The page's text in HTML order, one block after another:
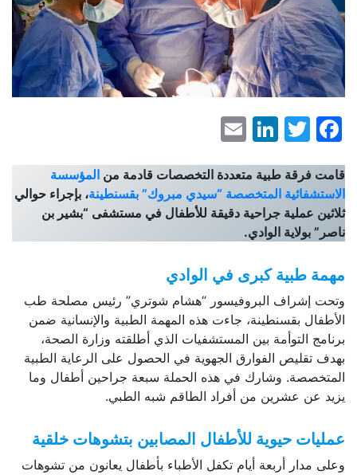
Facebook
Twitter
LinkedIn
قامت فرقة طبية متعددة التخصصات قادمة من المؤسسة
الاستشفائية المتخصصة “سيدي مبروك” بقسنطينة، بإجراء حوالي
ثلاثين عملية جراحية دقيقة للأطفال في مستشفى “بشير بن
ناصر” بولاية الوادي.
مهمة طبية كبرى في الوادي
وتحت إشراف البروفيسور “هشام شوتري” رئيس مصلحة طب
الأطفال بقسنطينة، جاءت هذه المهمة الطبية والإنسانية ضمن
برنامج التوأمة بين المستشفيات الذي أطلقته وزارة الصحة،
بهدف تقليص الفوارق الجهوية في الحصول على الرعاية الطبية
المتخصصة. وشارك في هذه الحملة سبعة جراحين أطفال وما
يزيد عن عشرين من أفراد الطاقم شبه الطبي.
عمليات حيوية للأطفال المصابين بتشوهات خلقية
وعلى مدار أربعة أيام تكفل الأطباء بأطفال يعانون من تشوهات